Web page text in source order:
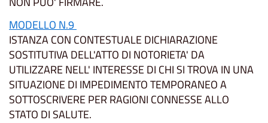
MODELLO N.9
ISTANZA CON CONTESTUALE DICHIARAZIONE
SOSTITUTIVA DELL'ATTO DI NOTORIETA' DA
UTILIZZARE NELL' INTERESSE DI CHI SI TROVA IN UNA
SITUAZIONE DI IMPEDIMENTO TEMPORANEO A
SOTTOSCRIVERE PER RAGIONI CONNESSE ALLO
STATO DI SALUTE.